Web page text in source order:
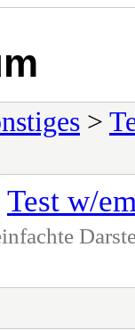
>
Test w/